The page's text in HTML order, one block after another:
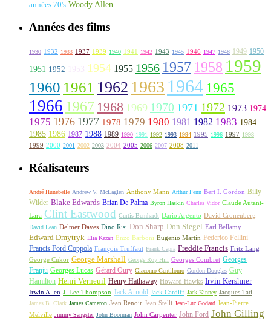
années 70's Woody Allen
Années des films
1930 1932 1933 1937 1939 1940 1941 1942 1943 1945 1946 1947 1948 1949 1950
1951 1952 1953 1954 1955 1956 1957 1958 1959
1960 1961 1962 1963 1964 1965
1966 1967 1968 1969 1970 1971 1972 1973 1974
1975 1976 1977 1978 1979 1980 1981 1982 1983 1984
1985 1986 1987 1988 1989 1990 1991 1992 1993 1994 1995 1996 1997 1998
1999 2000 2001 2002 2003 2004 2005 2006 2007 2008 2011
Réalisateurs
André Hunebelle Andrew V. McLaglen Anthony Mann Arthur Penn Bert I. Gordon Billy
Wilder Blake Edwards Brian De Palma Byron Haskin Charles Vidor Claude Autant-
Lara Clint Eastwood Curtis Bernhardt Dario Argento David Cronenberg
David Lean Delmer Daves Dino Risi Don Sharp Don Siegel Earl Bellamy
Edward Dmytryk Elia Kazan Enzo Barboni Eugenio Martín Federico Fellini
Francis Ford Coppola François Truffaut Frank Capra Freddie Francis Fritz Lang
George Cukor George Marshall George Roy Hill Georges Combret Georges
Franju Georges Lucas Gérard Oury Giacomo Gentilomo Gordon Douglas Guy
Hamilton Henri Verneuil Henry Hathaway Howard Hawks Irvin Kershner
Irwin Allen J. Lee Thompson Jack Arnold Jack Cardiff Jack Kinney Jacques Tati
James B. Clark James Cameron Jean Renoir Jean Stelli Jean-Luc Godard Jean-Pierre
Melville Jimmy Sangster John Boorman John Carpenter John Ford John Gilling